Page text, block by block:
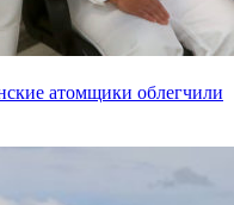
атомщики облегчили